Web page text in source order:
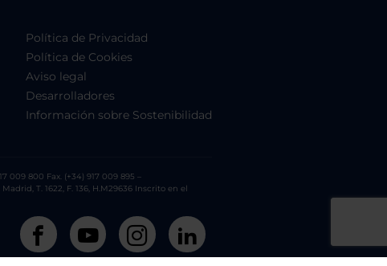
Política de Privacidad
Política de Cookies
Aviso legal
Desarrolladores
Información sobre Sostenibilidad
009 800 Fax. (+34) 917 009 895 –
T. 1622, F. 136, H.M29636 Inscrito en el